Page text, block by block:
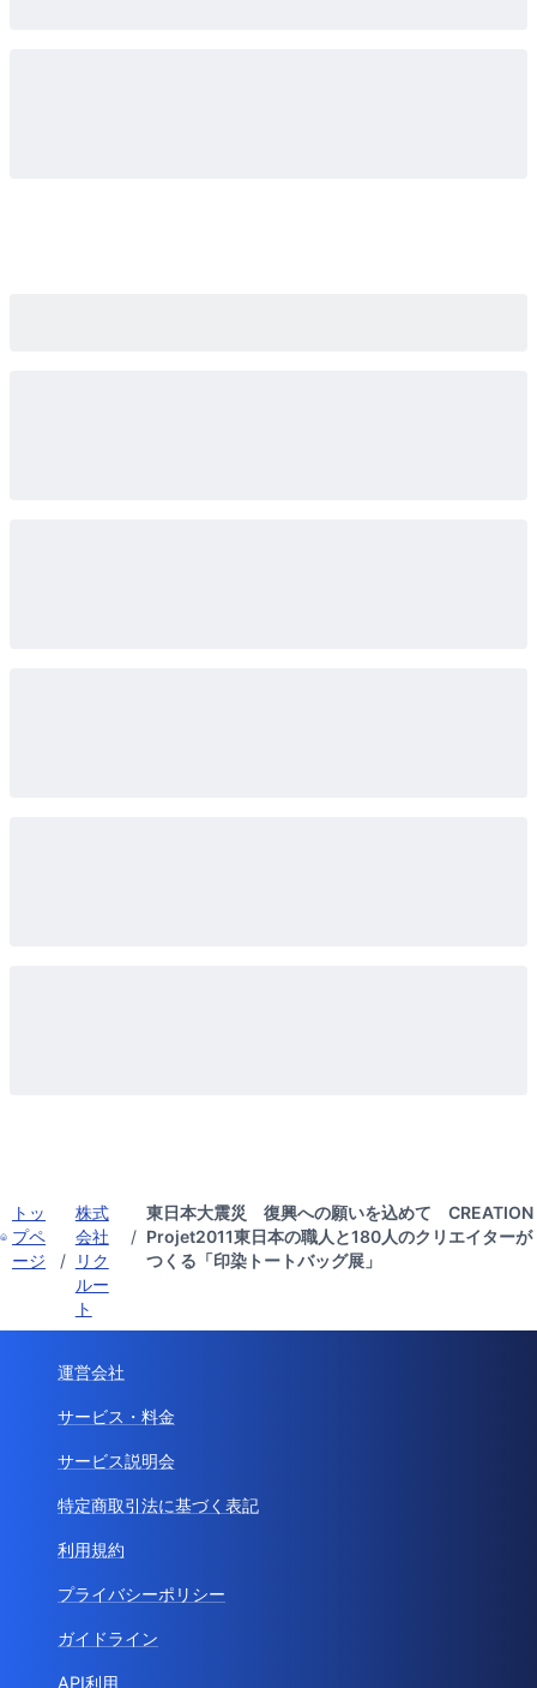
トッ
プペ
ージ
/
株式
会社
リク
ルー
ト
/
東日本大震災 復興への願いを込めて CREATION
Projet2011東日本の職人と180人のクリエイターが
つくる「印染トートバッグ展」
運営会社
サービス・料金
サービス説明会
特定商取引法に基づく表記
利用規約
プライバシーポリシー
ガイドライン
API利用